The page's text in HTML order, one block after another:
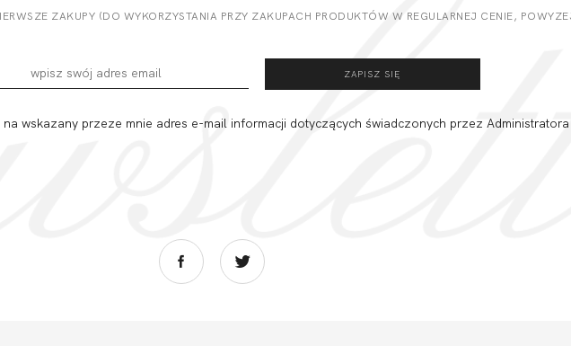
ZAKUPY (DO WYKORZYSTANIA PRZY ZAKUPACH PRODUKTÓW W REGULARNEJ CENIE,
wskazany przeze mnie adres e-mail informacji dotyczących świadczonych przez